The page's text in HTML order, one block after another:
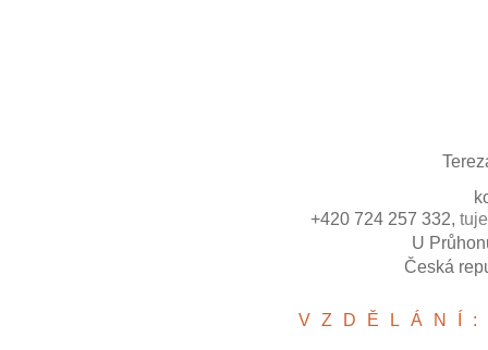
VZDĚLÁNÍ:
+420 724 257 332,
U
Česká